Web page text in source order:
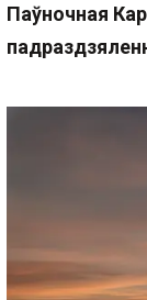
Паўночная